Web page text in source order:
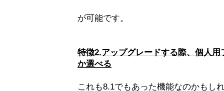
が可能です。
特徴2.アップグレードする際、個人
か選べる
これも8.1でもあった機能なのかもし